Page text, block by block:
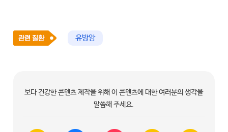
유방암
보다 건강한 콘텐츠 제작을 위해 이 콘텐츠에 대한 여러분의 생각을
말씀해 주세요.